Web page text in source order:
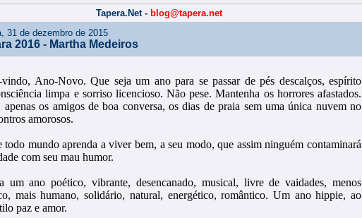
Tapera.Net - blog@tapera.net
31 de dezembro de 2015
2016 - Martha Medeiros
vindo, Ano-Novo. Que seja um ano para se passar de pés descalços, espírito
limpa e sorriso licencioso. Não pese. Mantenha os horrores afastados.
apenas os amigos de boa conversa, os dias de praia sem uma única nuvem no
amorosos.
todo mundo aprenda a viver bem, a seu modo, que assim ninguém contaminará
com seu mau humor.
um ano poético, vibrante, desencanado, musical, livre de vaidades, menos
mais humano, solidário, natural, energético, romântico. Um ano hippie, ao
paz e amor.